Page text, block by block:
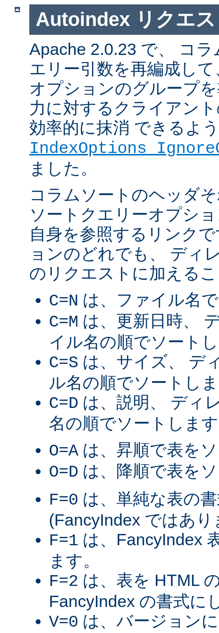
Autoindex リクエ
Apache 2.0.23 で、 コ
エリー引数を再編成し
オプションのグループ
力に対するクライアン
効率的に抹消 できるよ
IndexOptions
ました。
コラムソートのヘッダ
ソートクエリーオプシ
自身を参照するリンク
ョンのどれでも、 ディ
のリクエストに加える
C=N は、ファイル名
C=M は、更新日時、
イル名の順でソート
C=S は、サイズ、 デ
ル名の順でソートし
C=D は、説明、 ディ
名の順でソートしま
O=A は、昇順で表を
O=D は、降順で表を
F=0 は、単純な表の
(FancyIndex ではあり
F=1 は、FancyIndex
ます。
F=2 は、表を HTML
FancyIndex の書式に
V=0 は、バージョン